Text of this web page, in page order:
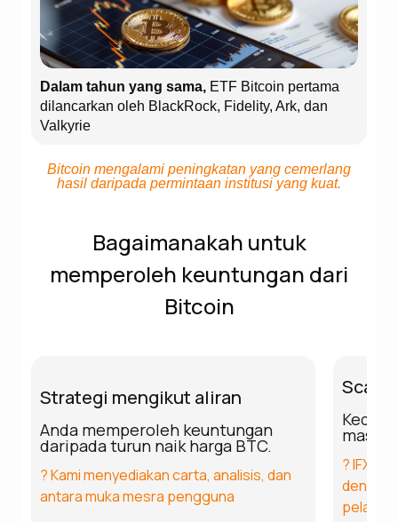
Dalam tahun yang sama, ETF Bitcoin pertama
dilancarkan oleh BlackRock, Fidelity, Ark, dan
Valkyrie
Bitcoin mengalami peningkatan yang cemerlang
hasil daripada permintaan institusi yang kuat.
Bagaimanakah untuk
memperoleh keuntungan dari
Bitcoin
Strategi mengikut aliran
Anda memperoleh keuntungan
daripada turun naik harga BTC.
? Kami menyediakan carta, analisis, dan
antara muka mesra pengguna
masa
?
dengan